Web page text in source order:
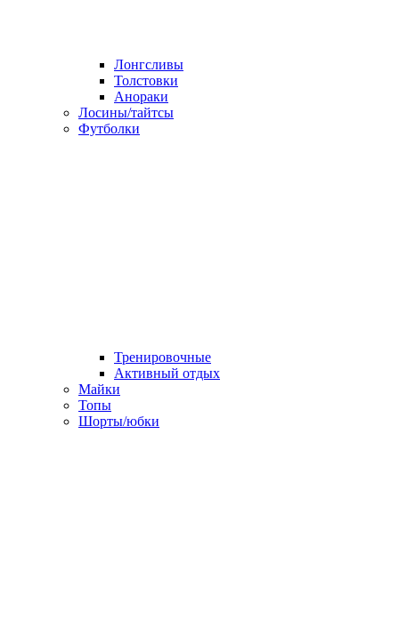
Лонгсливы
Толстовки
Анораки
Лосины/тайтсы
Футболки
Тренировочные
Активный отдых
Майки
Топы
Шорты/юбки